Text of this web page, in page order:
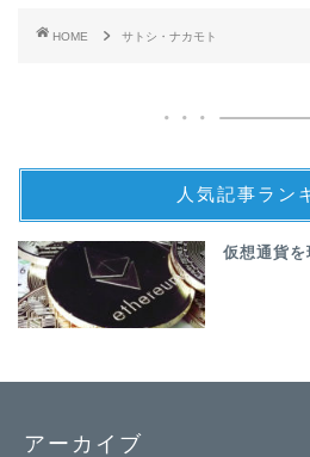
HOME サトシ・ナカモト
人気記事ラン
仮想通貨
アーカイブ